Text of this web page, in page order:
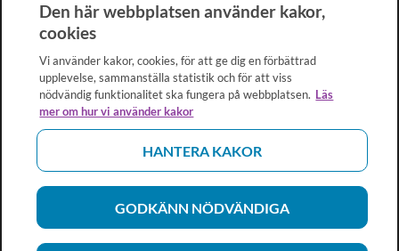
Den här webbplatsen använder kakor,
cookies
Vi använder kakor, cookies, för att ge dig en förbättrad
upplevelse, sammanställa statistik och för att viss
nödvändig funktionalitet ska fungera på webbplatsen. Läs
mer om hur vi använder kakor
HANTERA KAKOR
GODKÄNN NÖDVÄNDIGA